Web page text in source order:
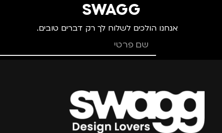
SWAGG
אנחנו הולכים לשלוח לך רק דברים טובים.
צרפו אותי למועדון